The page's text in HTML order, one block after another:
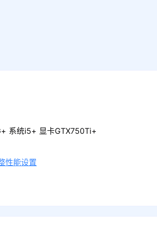
系统i5+ 显卡GTX750Ti+
性能设置